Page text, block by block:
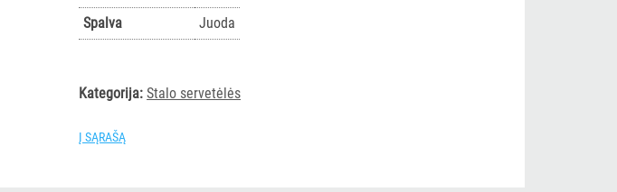
Spalva
Juoda
Kategorija: Stalo servetėlės
Į SĄRAŠĄ